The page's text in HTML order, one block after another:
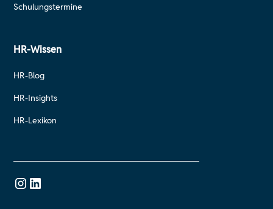
Schulungstermine
HR-Wissen
HR-Blog
HR-Insights
HR-Lexikon